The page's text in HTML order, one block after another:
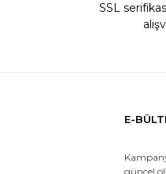
SSL
E-
güncel